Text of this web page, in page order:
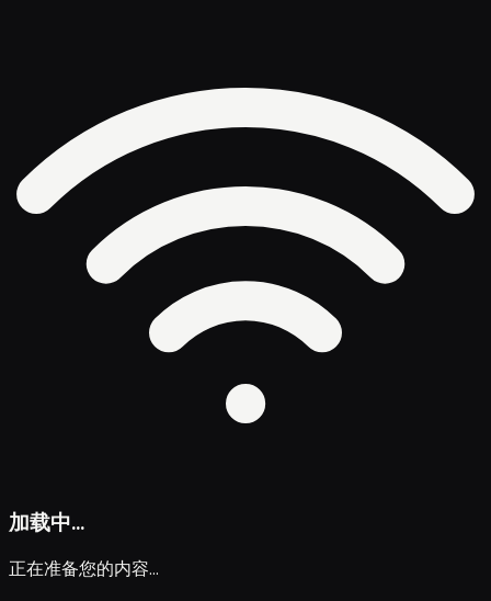
加载中...
正在准备您的内容...